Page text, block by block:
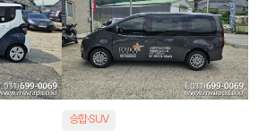
승합·SUV